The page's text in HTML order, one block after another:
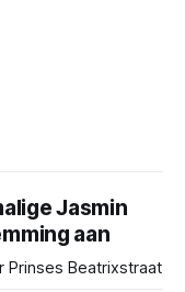
Jasmin
aan
Prinses Beatrixstraat